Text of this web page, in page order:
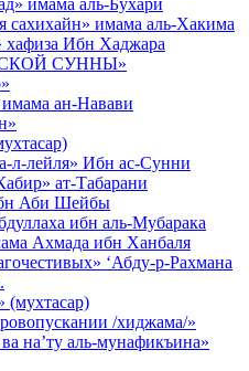
имама аль-Бухари
сахихайн» имама аль-Хакима
хафиза Ибн Хаджара
СУННЫ»
ан-Навави
л-лейля» Ибн ас-Сунни
ат-Табарани
Аби Шейбы
ибн аль-Мубарака
Ахмада ибн Ханбаля
‘Абду-р-Рахмана
(мухтасар)
/хиджама/»
на’ту аль-мунафикъина»